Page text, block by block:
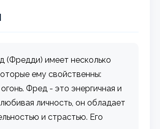
(Фредди) имеет несколько
ему свойственны:
Фред - это энергичная и
личность, он обладает
и страстью. Его